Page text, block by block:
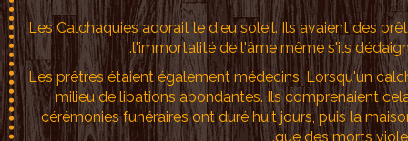
Les Calchaquies adorait le dieu soleil. Ils avaient des
l'immortalité de l'âme même s'ils
Les prêtres étaient également médecins. Lorsqu'un
milieu de libations abondantes. Ils comprenaient
cérémonies funéraires ont duré huit jours, puis la
que des morts